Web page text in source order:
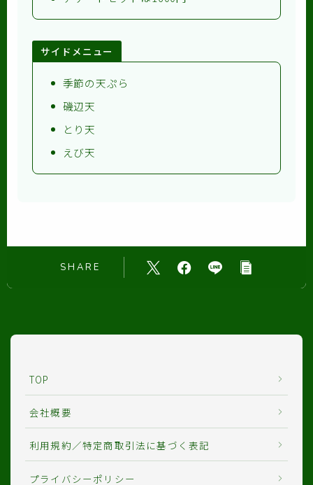
サイドメニュー
季節の天ぷら
磯辺天
とり天
えび天
SHARE
TOP
会社概要
利用規約／特定商取引法に基づく表記
プライバシーポリシー